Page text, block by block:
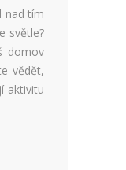
nad tím
světle?
domov
vědět,
aktivitu